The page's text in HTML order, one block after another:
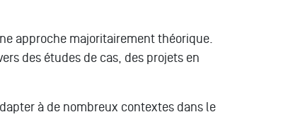
approche majoritairement théorique.
des études de cas, des projets en
à de nombreux contextes dans le